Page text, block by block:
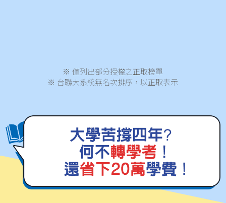
※ 僅列出部分授權之正取榜單
※ 台聯大系統無名次排序，以正取表示